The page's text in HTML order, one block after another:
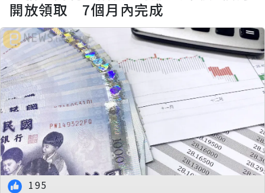
開放領取 7個月內完成
195